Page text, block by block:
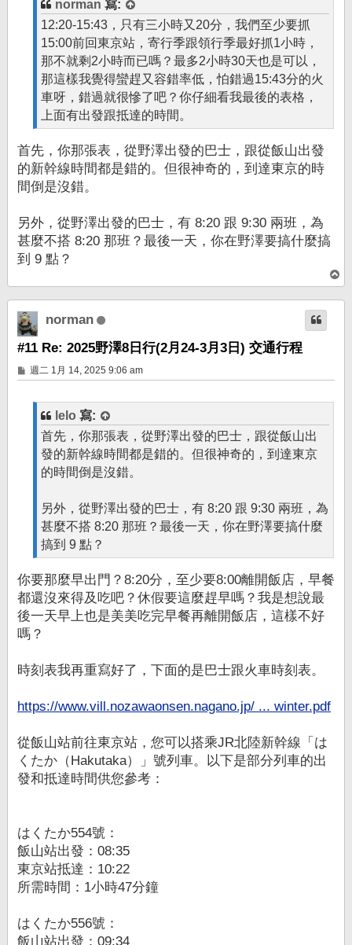
norman 寫:
12:20-15:43，只有三小時又20分，我們至少要抓
15:00前回東京站，寄行季跟領行季最好抓1小時，
那不就剩2小時而已嗎？最多2小時30天也是可以，
那這樣我覺得蠻趕又容錯率低，怕錯過15:43分的火
車呀，錯過就很慘了吧？你仔細看我最後的表格，
上面有出發跟抵達的時間。
首先，你那張表，從野澤出發的巴士，跟從飯山出發
的新幹線時間都是錯的。但很神奇的，到達東京的時
間倒是沒錯。
另外，從野澤出發的巴士，有 8:20 跟 9:30 兩班，為
甚麼不搭 8:20 那班？最後一天，你在野澤要搞什麼搞
到 9 點？
頂
端
norman
#11 Re: 2025野澤8日行(2月24-3月3日) 交通行程
文
章
週二 1月 14, 2025 9:06 am
lelo 寫:
首先，你那張表，從野澤出發的巴士，跟從飯山出
發的新幹線時間都是錯的。但很神奇的，到達東京
的時間倒是沒錯。
另外，從野澤出發的巴士，有 8:20 跟 9:30 兩班，為
甚麼不搭 8:20 那班？最後一天，你在野澤要搞什麼
搞到 9 點？
你要那麼早出門？8:20分，至少要8:00離開飯店，早餐
都還沒來得及吃吧？休假要這麼趕早嗎？我是想說最
後一天早上也是美美吃完早餐再離開飯店，這樣不好
嗎？
時刻表我再重寫好了，下面的是巴士跟火車時刻表。
https://www.vill.nozawaonsen.nagano.jp/ ... winter.pdf
從飯山站前往東京站，您可以搭乘JR北陸新幹線「は
くたか（Hakutaka）」號列車。以下是部分列車的出
發和抵達時間供您參考：
はくたか554號：
飯山站出發：08:35
東京站抵達：10:22
所需時間：1小時47分鐘
はくたか556號：
飯山站出發：09:34